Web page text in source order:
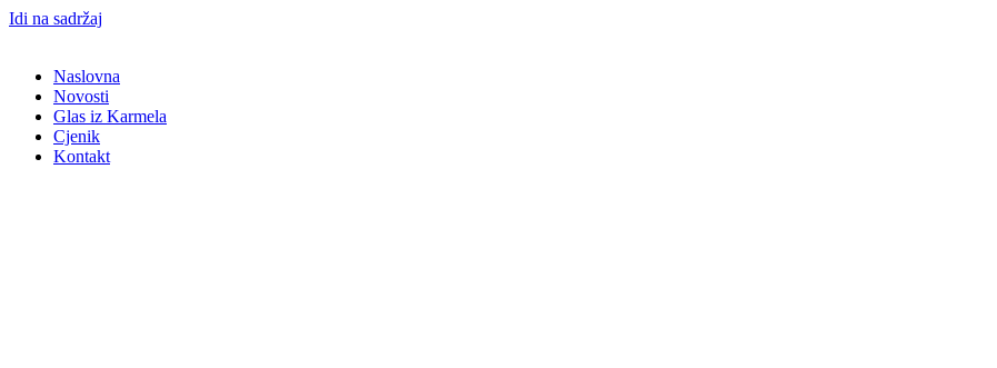
Idi na sadržaj
Naslovna
Novosti
Glas iz Karmela
Cjenik
Kontakt